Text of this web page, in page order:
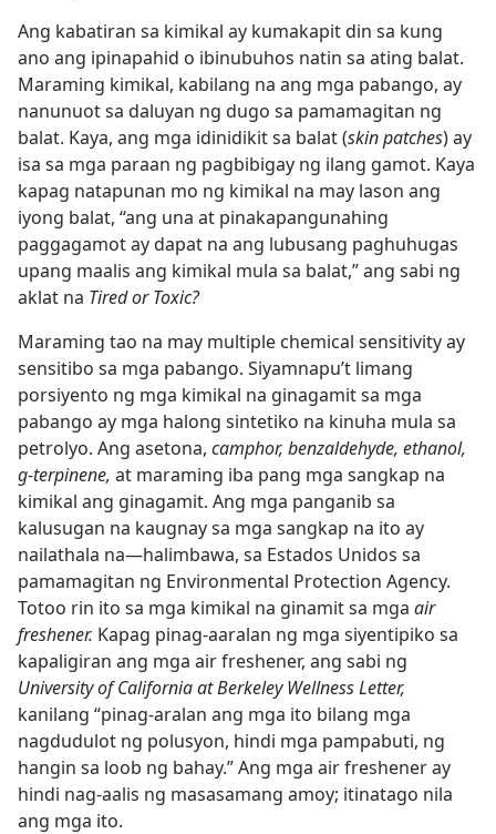
Ang kabatiran sa kimikal ay kumakapit din sa kung
ano ang ipinapahid o ibinubuhos natin sa ating balat.
Maraming kimikal, kabilang na ang mga pabango, ay
nanunuot sa daluyan ng dugo sa pamamagitan ng
balat. Kaya, ang mga idinidikit sa balat (skin patches) ay
isa sa mga paraan ng pagbibigay ng ilang gamot. Kaya
kapag natapunan mo ng kimikal na may lason ang
iyong balat, “ang una at pinakapangunahing
paggagamot ay dapat na ang lubusang paghuhugas
upang maalis ang kimikal mula sa balat,” ang sabi ng
aklat na Tired or Toxic?
Maraming tao na may multiple chemical sensitivity ay
sensitibo sa mga pabango. Siyamnapu’t limang
porsiyento ng mga kimikal na ginagamit sa mga
pabango ay mga halong sintetiko na kinuha mula sa
petrolyo. Ang asetona, camphor, benzaldehyde, ethanol,
g-terpinene, at maraming iba pang mga sangkap na
kimikal ang ginagamit. Ang mga panganib sa
kalusugan na kaugnay sa mga sangkap na ito ay
nailathala na​—halimbawa, sa Estados Unidos sa
pamamagitan ng Environmental Protection Agency.
Totoo rin ito sa mga kimikal na ginamit sa mga air
freshener. Kapag pinag-aaralan ng mga siyentipiko sa
kapaligiran ang mga air freshener, ang sabi ng
University of California at Berkeley Wellness Letter,
kanilang “pinag-aralan ang mga ito bilang mga
nagdudulot ng polusyon, hindi mga pampabuti, ng
hangin sa loob ng bahay.” Ang mga air freshener ay
hindi nag-aalis ng masasamang amoy; itinatago nila
ang mga ito.